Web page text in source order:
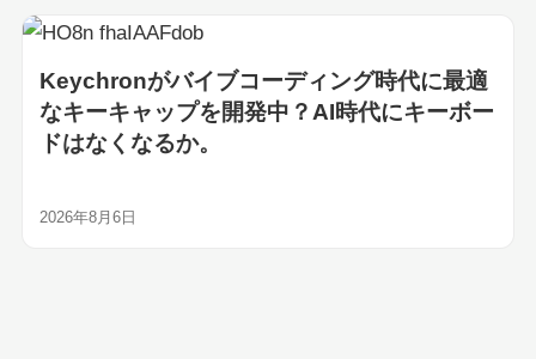
Keychronがバイブコーディング時代に最適
なキーキャップを開発中？AI時代にキーボー
ドはなくなるか。
2026年8月6日